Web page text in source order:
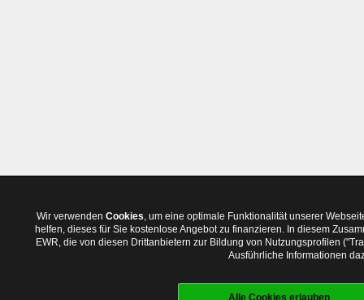
Wir verwenden Cookies, um eine optimale Funktionalität unserer
helfen, dieses für Sie kostenlose Angebot zu finanzieren. In diesem
EWR, die von diesen Drittanbietern zur Bildung von Nutzungsprofilen
Ausführliche Informationen
Alle Cookies erlauben